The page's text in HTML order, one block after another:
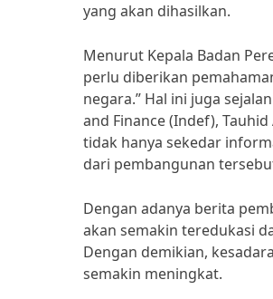
yang akan dihasilkan.
Menurut Kepala Badan
perlu diberikan
negara.” Hal ini juga
and Finance (Indef),
tidak hanya sekedar
dari pembangunan
Dengan adanya berita
akan semakin teredukasi
Dengan demikian,
semakin meningkat.